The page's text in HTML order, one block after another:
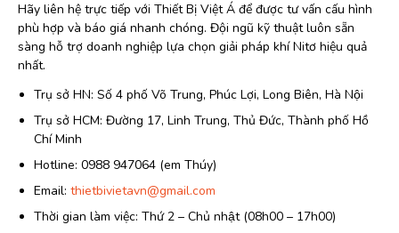
Hãy liên hệ trực tiếp với Thiết Bị Việt Á để được tư vấn cấu hình
phù hợp và báo giá nhanh chóng. Đội ngũ kỹ thuật luôn sẵn
sàng hỗ trợ doanh nghiệp lựa chọn giải pháp khí Nitơ hiệu quả
nhất.
Trụ sở HN: Số 4 phố Võ Trung, Phúc Lợi, Long Biên, Hà Nội
Trụ sở HCM: Đường 17, Linh Trung, Thủ Đức, Thành phố Hồ
Chí Minh
Hotline: 0988 947064 (em Thúy)
Email: thietbivietavn@gmail.com
Thời gian làm việc: Thứ 2 – Chủ nhật (08h00 – 17h00)